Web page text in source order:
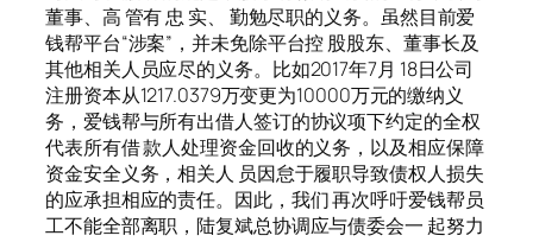
董事、高 管有 忠 实、 勤勉尽职的义务。虽然目前爱
钱帮平台“涉案”，并未免除平台控 股股东、董事长及
其他相关人员应尽的义务。比如2017年7月 18日公司
注册资本从1217.0379万变更为10000万元的缴纳义
务，爱钱帮与所有出借人签订的协议项下约定的全权
代表所有借 款人处理资金回收的义务，以及相应保障
资金安全义务，相关人 员因怠于履职导致债权人损失
的应承担相应的责任。因此，我们 再次呼吁爱钱帮员
工不能全部离职，陆复斌总协调应与债委会一 起努力